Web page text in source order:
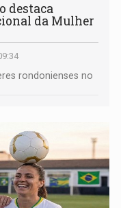
destaca
da Mulher
rondonienses no